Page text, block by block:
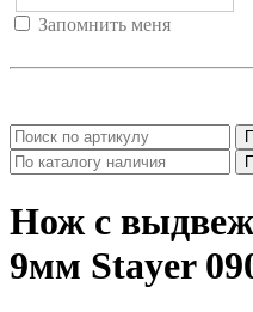
Запомнить меня
Нож с
9мм Stayer